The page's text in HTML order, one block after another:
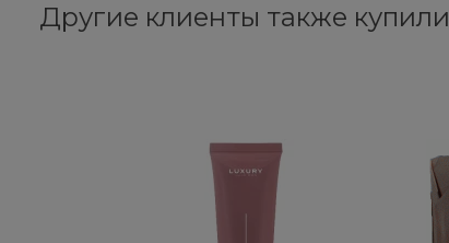
Другие клиенты также купили